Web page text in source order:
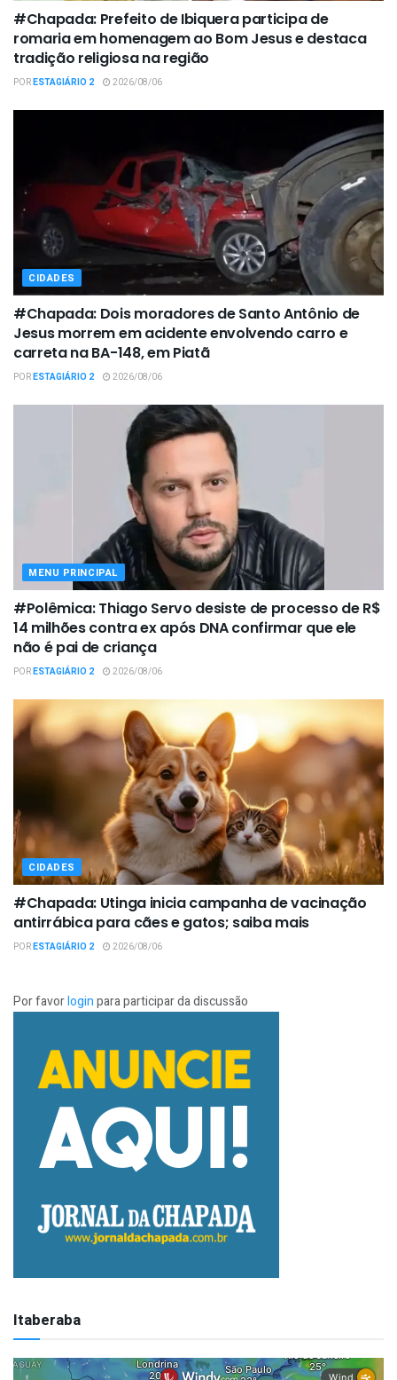
#Chapada: Prefeito de Ibiquera participa de
romaria em homenagem ao Bom Jesus e destaca
tradição religiosa na região
PORESTAGIÁRIO 2 2026/08/06
CIDADES
#Chapada: Dois moradores de Santo Antônio de
Jesus morrem em acidente envolvendo carro e
carreta na BA-148, em Piatã
PORESTAGIÁRIO 2 2026/08/06
MENU PRINCIPAL
#Polêmica: Thiago Servo desiste de processo de R$
14 milhões contra ex após DNA confirmar que ele
não é pai de criança
PORESTAGIÁRIO 2 2026/08/06
CIDADES
#Chapada: Utinga inicia campanha de vacinação
antirrábica para cães e gatos; saiba mais
PORESTAGIÁRIO 2 2026/08/06
Por favorloginpara participar da discussão
Itaberaba